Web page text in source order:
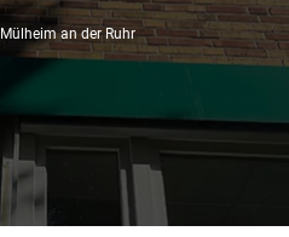
an der Ruhr